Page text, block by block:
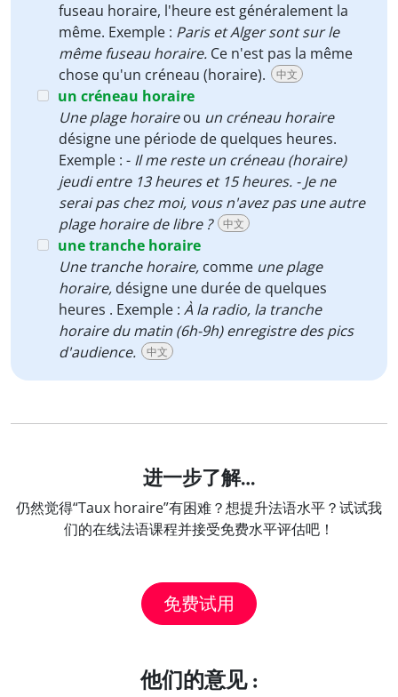
fuseau horaire, l'heure est généralement la
même. Exemple : Paris et Alger sont sur le
même fuseau horaire. Ce n'est pas la même
chose qu'un créneau (horaire).
中文
un créneau horaire
Une plage horaireou un créneau horaire
désigne une période de quelques heures.
Exemple : - Il me reste un créneau (horaire)
jeudi entre 13 heures et 15 heures. - Je ne
serai pas chez moi, vous n'avez pas une autre
plage horaire de libre ?
中文
une tranche horaire
Une tranche horaire, comme une plage
horaire, désigne une durée de quelques
heures . Exemple : À la radio, la tranche
horaire du matin (6h-9h) enregistre des pics
d'audience.
中文
进一步了解…
仍然觉得“Taux horaire”有困难？想提升法语水平？试试我
们的在线法语课程并接受免费水平评估吧！
免费试用
他们的意见 :